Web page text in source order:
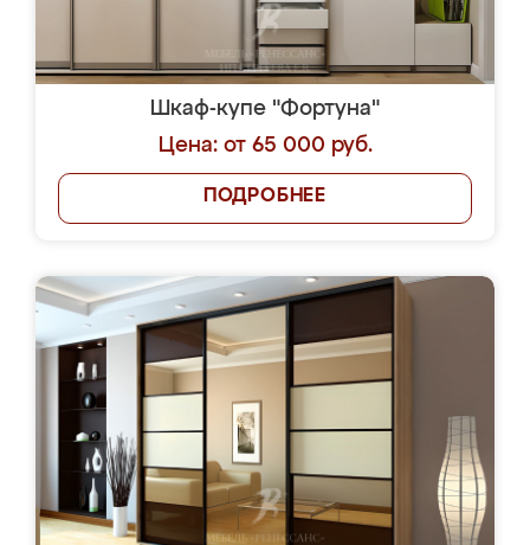
Шкаф-купе "Фортуна"
Цена: от 65 000 руб.
ПОДРОБНЕЕ